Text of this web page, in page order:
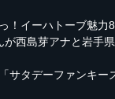
！イーハトーブ魅力
が西島芽アナと岩手
サタデーファンキー